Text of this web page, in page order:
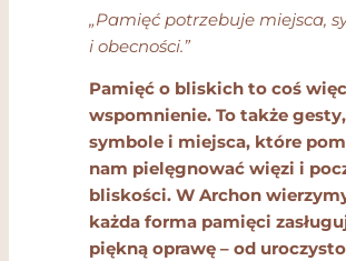
„Pamięć potrzebuje miejsca,
i obecności.”
Pamięć o bliskich to coś
wspomnienie. To także gesty,
symbole i miejsca, które
nam pielęgnować więzi i
bliskości. W Archon
każda forma pamięci
piękną oprawę – od